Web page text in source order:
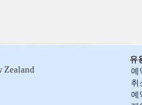
유
예
취
예
Zealand